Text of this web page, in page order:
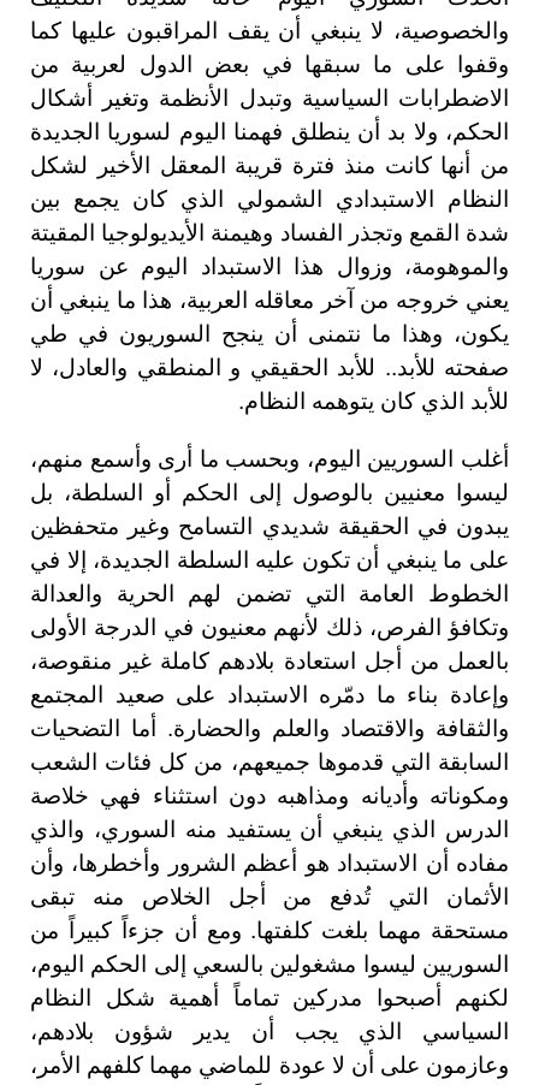
والخصوصية، لا ينبغي أن يقف المراقبون عليها كما
وقفوا على ما سبقها في بعض الدول لعربية من
الاضطرابات السياسية وتبدل الأنظمة وتغير أشكال
الحكم، ولا بد أن ينطلق فهمنا اليوم لسوريا الجديدة
من أنها كانت منذ فترة قريبة المعقل الأخير لشكل
النظام الاستبدادي الشمولي الذي كان يجمع بين
شدة القمع وتجذر الفساد وهيمنة الأيديولوجيا المقيتة
والموهومة، وزوال هذا الاستبداد اليوم عن سوريا
يعني خروجه من آخر معاقله العربية، هذا ما ينبغي أن
يكون، وهذا ما نتمنى أن ينجح السوريون في طي
صفحته للأبد.. للأبد الحقيقي و المنطقي والعادل، لا
للأبد الذي كان يتوهمه النظام.
أغلب السوريين اليوم، وبحسب ما أرى وأسمع منهم،
ليسوا معنيين بالوصول إلى الحكم أو السلطة، بل
يبدون في الحقيقة شديدي التسامح وغير متحفظين
على ما ينبغي أن تكون عليه السلطة الجديدة، إلا في
الخطوط العامة التي تضمن لهم الحرية والعدالة
وتكافؤ الفرص، ذلك لأنهم معنيون في الدرجة الأولى
بالعمل من أجل استعادة بلادهم كاملة غير منقوصة،
وإعادة بناء ما دمّره الاستبداد على صعيد المجتمع
والثقافة والاقتصاد والعلم والحضارة. أما التضحيات
السابقة التي قدموها جميعهم، من كل فئات الشعب
ومكوناته وأديانه ومذاهبه دون استثناء فهي خلاصة
الدرس الذي ينبغي أن يستفيد منه السوري، والذي
مفاده أن الاستبداد هو أعظم الشرور وأخطرها، وأن
الأثمان التي تُدفع من أجل الخلاص منه تبقى
مستحقة مهما بلغت كلفتها. ومع أن جزءاً كبيراً من
السوريين ليسوا مشغولين بالسعي إلى الحكم اليوم،
لكنهم أصبحوا مدركين تماماً أهمية شكل النظام
السياسي الذي يجب أن يدير شؤون بلادهم،
وعازمون على أن لا عودة للماضي مهما كلفهم الأمر،